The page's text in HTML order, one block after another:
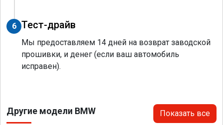
6 Тест-драйв
Мы предоставляем 14 дней на возврат заводской
прошивки, и денег (если ваш автомобиль
исправен).
Другие модели BMW Показать все